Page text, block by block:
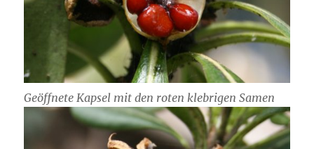
Geöffnete Kapsel mit den roten klebrigen Samen